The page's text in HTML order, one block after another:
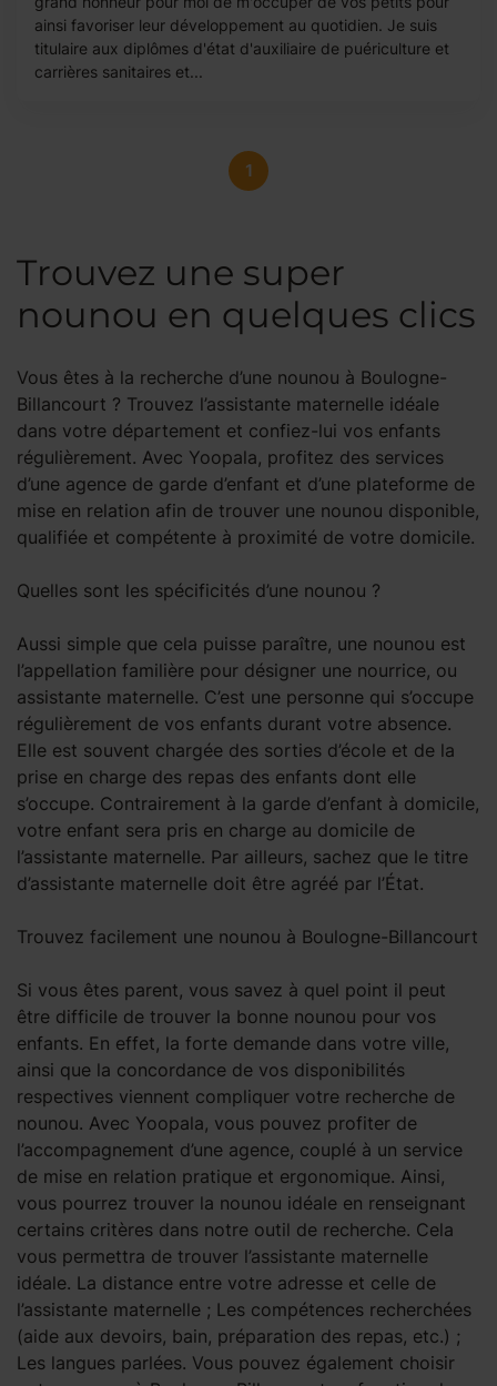
ainsi favoriser leur développement au quotidien. Je suis
titulaire aux diplômes d'état d'auxiliaire de puériculture et
carrières sanitaires et...
1
Trouvez une super
nounou en quelques clics
Vous êtes à la recherche d’une nounou à Boulogne-
Billancourt ? Trouvez l’assistante maternelle idéale
dans votre département et confiez-lui vos enfants
régulièrement. Avec Yoopala, profitez des services
d’une agence de garde d’enfant et d’une plateforme de
mise en relation afin de trouver une nounou disponible,
qualifiée et compétente à proximité de votre domicile.
Quelles sont les spécificités d’une nounou ?
Aussi simple que cela puisse paraître, une nounou est
l’appellation familière pour désigner une nourrice, ou
assistante maternelle. C’est une personne qui s’occupe
régulièrement de vos enfants durant votre absence.
Elle est souvent chargée des sorties d’école et de la
prise en charge des repas des enfants dont elle
s’occupe. Contrairement à la garde d’enfant à domicile,
votre enfant sera pris en charge au domicile de
l’assistante maternelle. Par ailleurs, sachez que le titre
d’assistante maternelle doit être agréé par l’État.
Trouvez facilement une nounou à Boulogne-Billancourt
Si vous êtes parent, vous savez à quel point il peut
être difficile de trouver la bonne nounou pour vos
enfants. En effet, la forte demande dans votre ville,
ainsi que la concordance de vos disponibilités
respectives viennent compliquer votre recherche de
nounou. Avec Yoopala, vous pouvez profiter de
l’accompagnement d’une agence, couplé à un service
de mise en relation pratique et ergonomique. Ainsi,
vous pourrez trouver la nounou idéale en renseignant
certains critères dans notre outil de recherche. Cela
vous permettra de trouver l’assistante maternelle
idéale. La distance entre votre adresse et celle de
l’assistante maternelle ; Les compétences recherchées
(aide aux devoirs, bain, préparation des repas, etc.) ;
Les langues parlées. Vous pouvez également choisir